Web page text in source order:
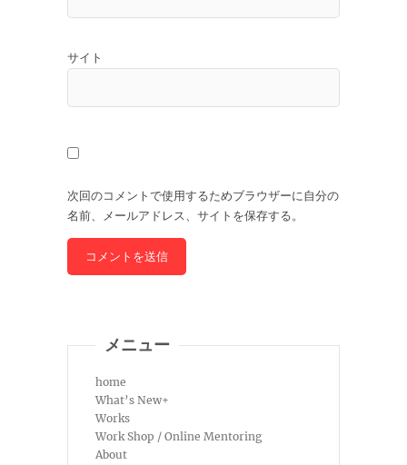
サイト
次回のコメントで使用するためブラウザーに自分の
名前、メールアドレス、サイトを保存する。
メニュー
home
What’s New+
Works
Work Shop / Online Mentoring
About